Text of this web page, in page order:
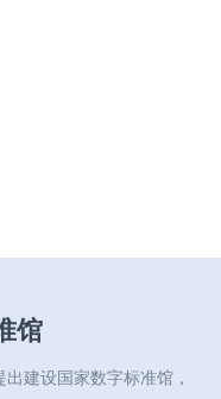
馆
出建设国家数字标准馆，